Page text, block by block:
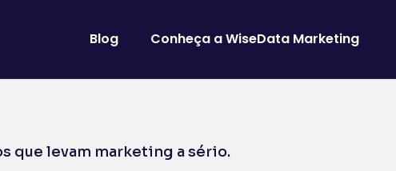
Blog Conheça a WiseData Marketing
que levam marketing a sério.